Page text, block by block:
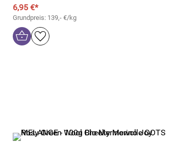
6,95 €*
Grundpreis: 139,- €/kg